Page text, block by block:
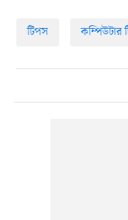
টিপস কম্পিউটার